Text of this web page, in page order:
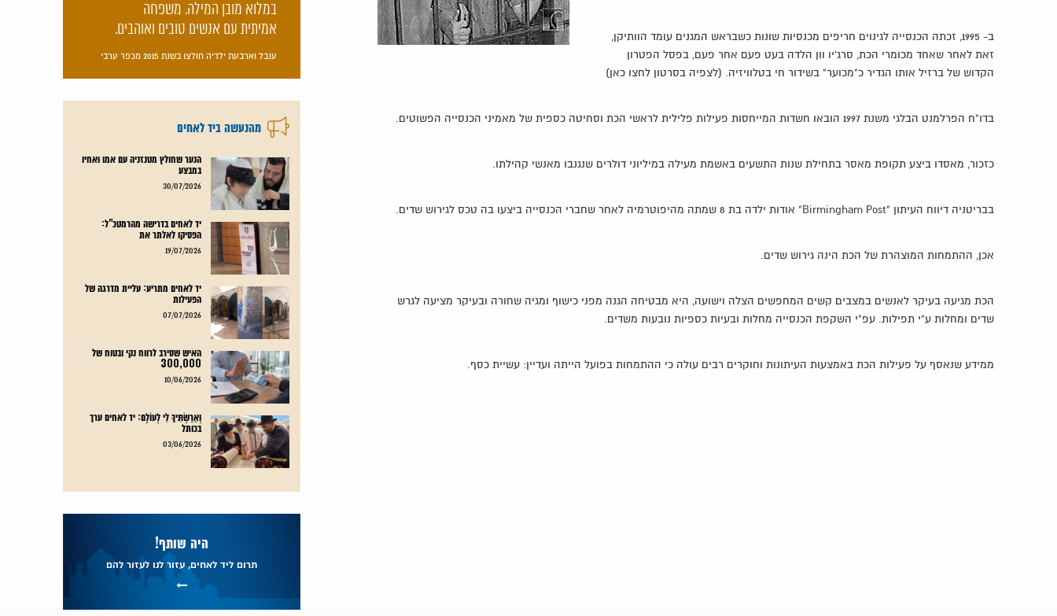
ב- 1995, זכתה הכנסייה לגינוים חריפים מכנסיות שונות כשבראש המגנים עומד הוותיקן,
זאת לאחר שאחד מכומרי הכת, סרג'יו וון הלדה בעט פעם אחר פעם, בפסל הפטרון
הקדוש של ברזיל אותו הגדיר כ"מכוער" בשידור חי בטלוויזיה. (לצפיה בסרטון לחצו כאן)
בדו"ח הפרלמנט הבלגי משנת 1997 הובאו חשדות המייחסות פעילות פלילית לראשי הכת וסחיטה כספית של מאמיני הכנסייה הפשוטים.
כזכור, מאסדו ביצע תקופת מאסר בתחילת שנות התשעים באשמת מעילה במיליוני דולרים שנגנבו מאנשי קהילתו.
בבריטניה דיווח העיתון "Birmingham Post" אודות ילדה בת 8 שמתה מהיפוטרמיה לאחר שחברי הכנסייה ביצעו בה טכס לגירוש שדים.
אכן, ההתמחות המוצהרת של הכת הינה גירוש שדים.
הכת מגיעה בעיקר לאנשים במצבים קשים המחפשים הצלה וישועה, היא מבטיחה הגנה מפני כישוף ומגיה שחורה ובעיקר מציעה לגרש
שדים ומחלות ע"י תפילות. עפ"י השקפת הכנסייה מחלות ובעיות כספיות נובעות משדים.
ממידע שנאסף על פעילות הכת באמצעות העיתונות וחוקרים רבים עולה כי ההתמחות בפועל הייתה ועדיין: עשיית כסף.
במלוא מובן המילה. משפחה
אמיתית עם אנשים טובים ואוהבים.
ענבל וארבעת ילדיה חולצו בשנת 2015 מכפר ערבי
מהנעשה ביד לאחים
הנער שחולץ מטנזניה עם אמו ואחיו
במבצע
30/07/2026
יד לאחים בדרישה מהרמטכ"ל:
הפסיקו לאלתר את
19/07/2026
יד לאחים מתריע: עליית מדרגה של
הפעילות
07/07/2026
האיש שסירב לרווח נקי ובטוח של
300,000
10/06/2026
וְאֵרַשְׂתִּיךְ לִי לְעוֹלָם: יד לאחים ערך
בכותל
03/06/2026
היה שותף!
תרום ליד לאחים, עזור לנו לעזור להם